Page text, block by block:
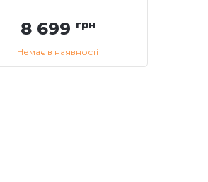
8 699 грн
Немає в наявності